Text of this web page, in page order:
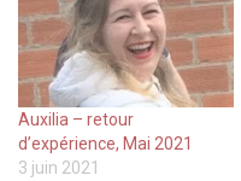
Auxilia – retour
d’expérience, Mai 2021
3 juin 2021